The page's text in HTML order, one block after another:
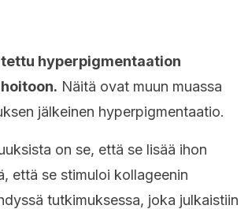
hyperpigmentaation
Näitä ovat muun muassa
jälkeinen hyperpigmentaatio.
on se, että se lisää ihon
että se stimuloi kollageenin
tutkimuksessa, joka julkaistiin